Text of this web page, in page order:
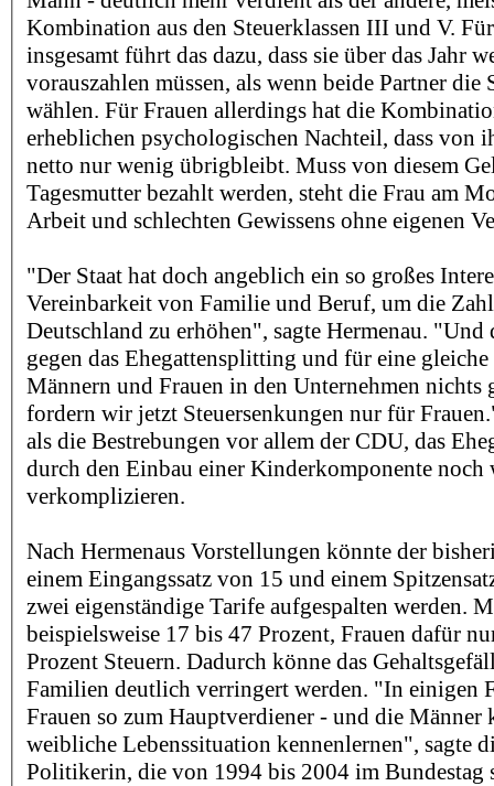
Kombination aus den Steuerklassen III und V.
insgesamt führt das dazu, dass sie über das Jahr
vorauszahlen müssen, als wenn beide Partner die
wählen. Für Frauen allerdings hat die
erheblichen psychologischen Nachteil, dass von
netto nur wenig übrigbleibt. Muss von diesem
Tagesmutter bezahlt werden, steht die Frau am
Arbeit und schlechten Gewissens ohne eigenen
"Der Staat hat doch angeblich ein so großes
Vereinbarkeit von Familie und Beruf, um die
Deutschland zu erhöhen", sagte Hermenau. "Und
gegen das Ehegattensplitting und für eine
Männern und Frauen in den Unternehmen nichts
fordern wir jetzt Steuersenkungen nur für
als die Bestrebungen vor allem der CDU, das
durch den Einbau einer Kinderkomponente noch
verkomplizieren.
Nach Hermenaus Vorstellungen könnte der
einem Eingangssatz von 15 und einem
zwei eigenständige Tarife aufgespalten werden.
beispielsweise 17 bis 47 Prozent, Frauen dafür
Prozent Steuern. Dadurch könne das
Familien deutlich verringert werden. "In einigen
Frauen so zum Hauptverdiener - und die Männer
weibliche Lebenssituation kennenlernen", sagte
Politikerin, die von 1994 bis 2004 im Bundestag